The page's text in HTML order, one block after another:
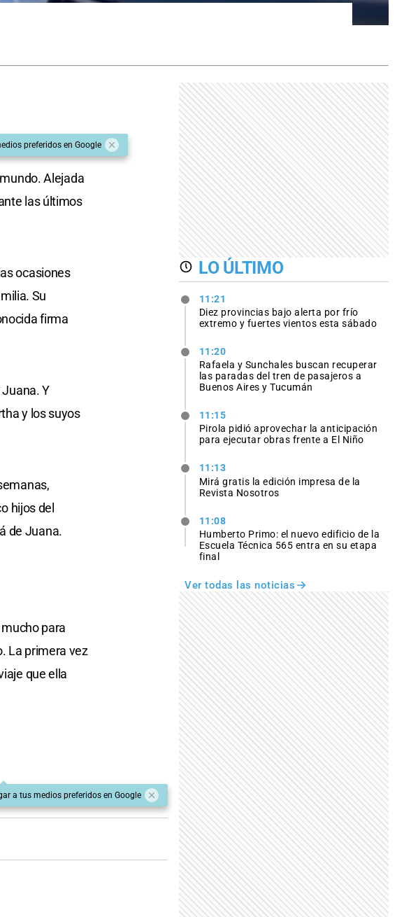
preferidos en Google
Alejada
las últimos
ocasiones
Su
firma
Y
y los suyos
hijos del
de Juana.
para
La primera vez
que ella
a tus medios preferidos en Google
LO ÚLTIMO
11:21
Diez provincias bajo alerta por frío
extremo y fuertes vientos esta sábado
11:20
Rafaela y Sunchales buscan recuperar
las paradas del tren de pasajeros a
Buenos Aires y Tucumán
11:15
Pirola pidió aprovechar la anticipación
para ejecutar obras frente a El Niño
11:13
Mirá gratis la edición impresa de la
Revista Nosotros
11:08
Humberto Primo: el nuevo edificio de la
Escuela Técnica 565 entra en su etapa
final
Ver todas las noticias